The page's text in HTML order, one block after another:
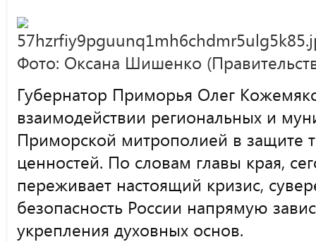
Фото: Оксана Шишенко
Губернатор Приморья Олег
взаимодействии региональных и
Приморской митрополией в защите
ценностей. По словам главы края,
переживает настоящий кризис,
безопасность России напрямую
укрепления духовных основ.